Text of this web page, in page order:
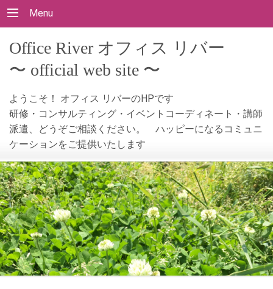
Menu
Office River オフィス リバー
〜 official web site 〜
ようこそ！ オフィス リバーのHPです
研修・コンサルティング・イベントコーディネート・講師
派遣、どうぞご相談ください。 ハッピーになるコミュニ
ケーションをご提供いたします